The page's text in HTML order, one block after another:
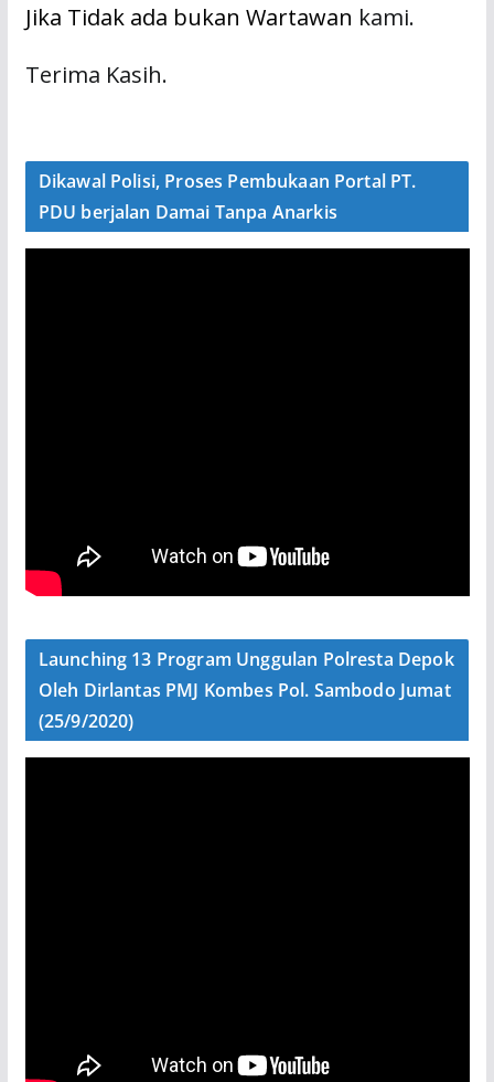
Jika Tidak ada bukan Wartawan kami.
Terima Kasih.
Dikawal Polisi, Proses Pembukaan Portal PT.
PDU berjalan Damai Tanpa Anarkis
Launching 13 Program Unggulan Polresta Depok
Oleh Dirlantas PMJ Kombes Pol. Sambodo Jumat
(25/9/2020)